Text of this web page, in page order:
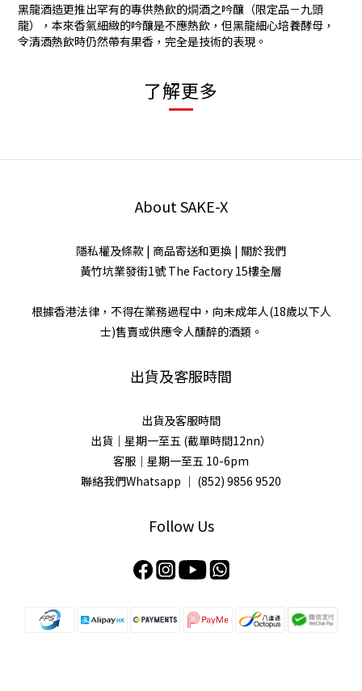
黑龍酒造更推出罕有的專供熱飲的燗酒之吟釀（限定品－九頭
龍），本來香氣細緻的吟釀是不應熱飲，但黑龍細心培養酵母，
令清酒熱飲時仍然帶有果香，完全是技術的表現。
了解更多
About SAKE-X
隱私權及條款 | 商品寄送和更換 | 關於我們
黃竹坑業發街1號 The Factory 15樓全層
根據香港法律，不得在業務過程中，向未成年人(18歲以下人
士)售賣或供應令人醺醉的酒類。
出貨及客服時間
出貨及客服時間
出貨｜星期一至五 (截單時間12nn）
客服｜星期一至五 10-6pm
聯絡我們Whatsapp ｜ (852) 9856 9520
Follow Us